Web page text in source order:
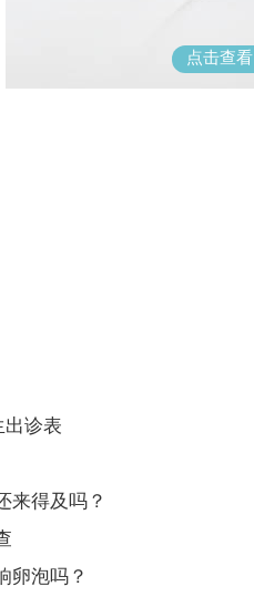
点击查看
出诊表
来得及吗？
卵泡吗？